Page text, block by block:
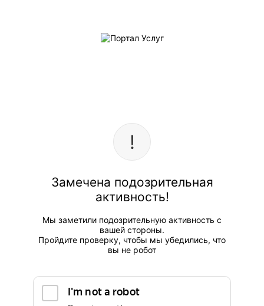
Замечена подозрительная
активность!
Мы заметили подозрительную активность с
вашей стороны.
Пройдите проверку, чтобы мы убедились, что
вы не робот